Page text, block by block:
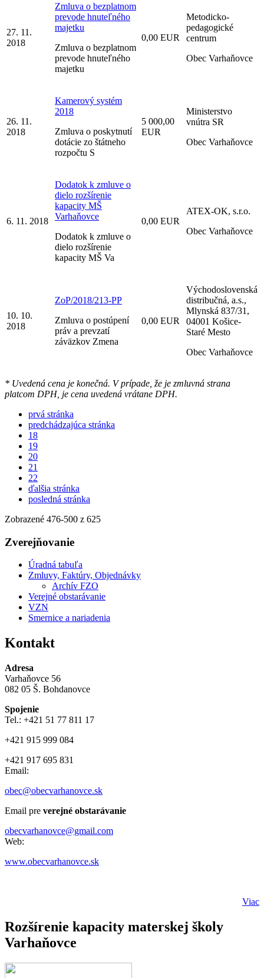
27. 11.
2018
Zmluva o bezplatnom
prevode hnuteľného
majetku
Zmluva o bezplatnom
prevode hnuteľného
majetku
0,00 EUR
Metodicko-
pedagogické
centrum
Obec Varhaňovce
26. 11.
2018
Kamerový systém
2018
Zmluva o poskytnutí
dotácie zo štátneho
rozpočtu S
5 000,00
EUR
Ministerstvo
vnútra SR
Obec Varhaňovce
6. 11. 2018
Dodatok k zmluve o
dielo rozšírenie
kapacity MŠ
Varhaňovce
Dodatok k zmluve o
dielo rozšírenie
kapacity MŠ Va
0,00 EUR
ATEX-OK, s.r.o.
Obec Varhaňovce
10. 10.
2018
ZoP/2018/213-PP
Zmluva o postúpení
práv a prevzatí
záväzkov Zmena
0,00 EUR
Východoslovenská
distribučná, a.s.,
Mlynská 837/31,
04001 Košice-
Staré Mesto
Obec Varhaňovce
* Uvedená cena je konečná. V prípade, že je zmluvná strana
platcom DPH, je cena uvedená vrátane DPH.
prvá stránka
predchádzajúca stránka
18
19
20
21
22
ďalšia stránka
posledná stránka
Zobrazené 476-500 z 625
Zverejňovanie
Úradná tabuľa
Zmluvy, Faktúry, Objednávky
Archív FZO
Verejné obstarávanie
VZN
Smernice a nariadenia
Kontakt
Adresa
Varhaňovce 56
082 05 Š. Bohdanovce
Spojenie
Tel.: +421 51 77 811 17
+421 915 999 084
+421 917 695 831
Email:
obec@obecvarhanovce.sk
Email pre verejné obstarávanie
obecvarhanovce@gmail.com
Web:
www.obecvarhanovce.sk
Viac
Rozšírenie kapacity materskej školy
Varhaňovce